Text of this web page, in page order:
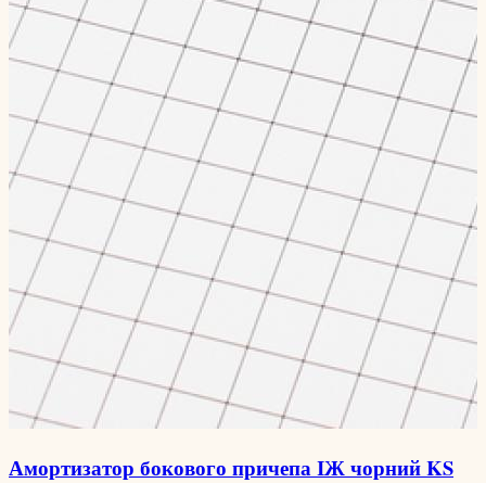
Амортизатор бокового причепа ІЖ чорний KS